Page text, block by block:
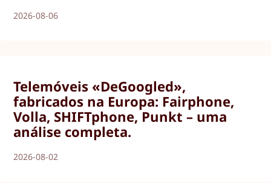
2026-08-06
Telemóveis «DeGoogled»,
fabricados na Europa: Fairphone,
Volla, SHIFTphone, Punkt – uma
análise completa.
2026-08-02